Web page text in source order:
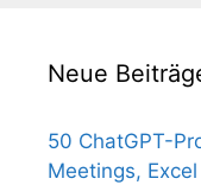
Neue
50 ChatGPT-
Meetings,